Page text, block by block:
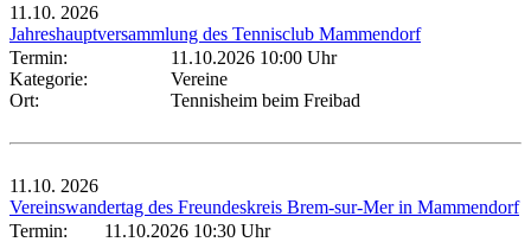
11.10. 2026
Jahreshauptversammlung des Tennisclub Mammendorf
Termin:
11.10.2026 10:00 Uhr
Kategorie:
Vereine
Ort:
Tennisheim beim Freibad
11.10. 2026
Vereinswandertag des Freundeskreis Brem-sur-Mer in Mammendorf
Termin:
11.10.2026 10:30 Uhr